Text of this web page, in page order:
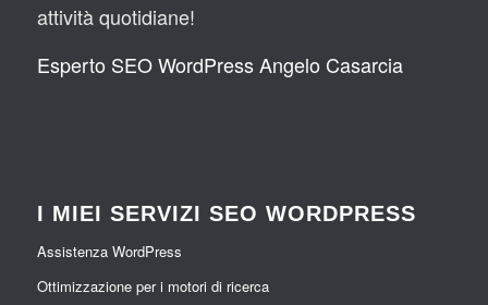
attività quotidiane!
Esperto SEO WordPress Angelo Casarcia
I MIEI SERVIZI SEO WORDPRESS
Assistenza WordPress
Ottimizzazione per i motori di ricerca